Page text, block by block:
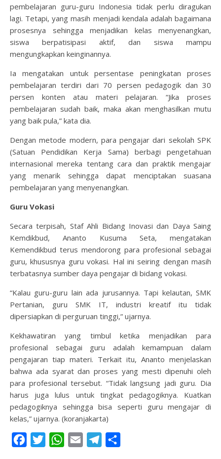
pembelajaran guru-guru Indonesia tidak perlu diragukan
lagi. Tetapi, yang masih menjadi kendala adalah bagaimana
prosesnya sehingga menjadikan kelas menyenangkan,
siswa berpatisipasi aktif, dan siswa mampu
mengungkapkan keinginannya.
Ia mengatakan untuk persentase peningkatan proses
pembelajaran terdiri dari 70 persen pedagogik dan 30
persen konten atau materi pelajaran. “Jika proses
pembelajaran sudah baik, maka akan menghasilkan mutu
yang baik pula,” kata dia.
Dengan metode modern, para pengajar dari sekolah SPK
(Satuan Pendidikan Kerja Sama) berbagi pengetahuan
internasional mereka tentang cara dan praktik mengajar
yang menarik sehingga dapat menciptakan suasana
pembelajaran yang menyenangkan.
Guru Vokasi
Secara terpisah, Staf Ahli Bidang Inovasi dan Daya Saing
Kemdikbud, Ananto Kusuma Seta, mengatakan
Kemendikbud terus mendorong para profesional sebagai
guru, khususnya guru vokasi. Hal ini seiring dengan masih
terbatasnya sumber daya pengajar di bidang vokasi.
“Kalau guru-guru lain ada jurusannya. Tapi kelautan, SMK
Pertanian, guru SMK IT, industri kreatif itu tidak
dipersiapkan di perguruan tinggi,” ujarnya.
Kekhawatiran yang timbul ketika menjadikan para
profesional sebagai guru adalah kemampuan dalam
pengajaran tiap materi. Terkait itu, Ananto menjelaskan
bahwa ada syarat dan proses yang mesti dipenuhi oleh
para profesional tersebut. “Tidak langsung jadi guru. Dia
harus juga lulus untuk tingkat pedagogiknya. Kuatkan
pedagogiknya sehingga bisa seperti guru mengajar di
kelas,” ujarnya. (koranjakarta)
FacebookTwitterWhatsApp
Email Telegram